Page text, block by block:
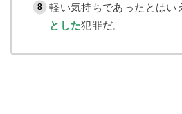
軽い気持ちであったとはい
とした犯罪だ。